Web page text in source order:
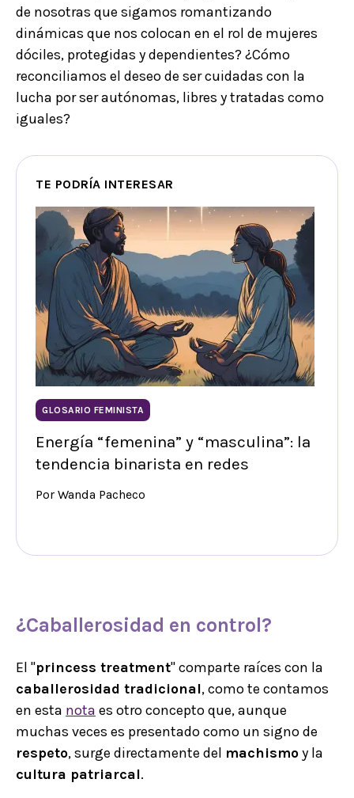
de nosotras que sigamos romantizando
dinámicas que nos colocan en el rol de mujeres
dóciles, protegidas y dependientes? ¿Cómo
reconciliamos el deseo de ser cuidadas con la
lucha por ser autónomas, libres y tratadas como
iguales?
TE PODRÍA INTERESAR
GLOSARIO FEMINISTA
Energía “femenina” y “masculina”: la
tendencia binarista en redes
Por Wanda Pacheco
¿Caballerosidad en control?
El "princess treatment" comparte raíces con la
caballerosidad tradicional, como te contamos
en esta nota es otro concepto que, aunque
muchas veces es presentado como un signo de
respeto, surge directamente del machismoy la
cultura patriarcal.